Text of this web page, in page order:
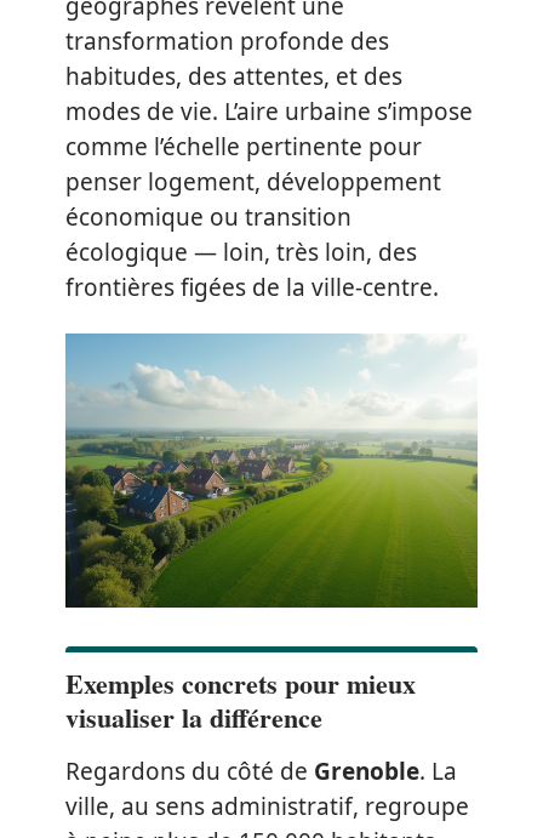
transformation profonde des
habitudes, des attentes, et des
modes de vie. L’aire urbaine s’impose
comme l’échelle pertinente pour
penser logement, développement
économique ou transition
écologique — loin, très loin, des
frontières figées de la ville-centre.
Exemples concrets pour mieux
visualiser la différence
Regardons du côté de Grenoble. La
ville, au sens administratif, regroupe